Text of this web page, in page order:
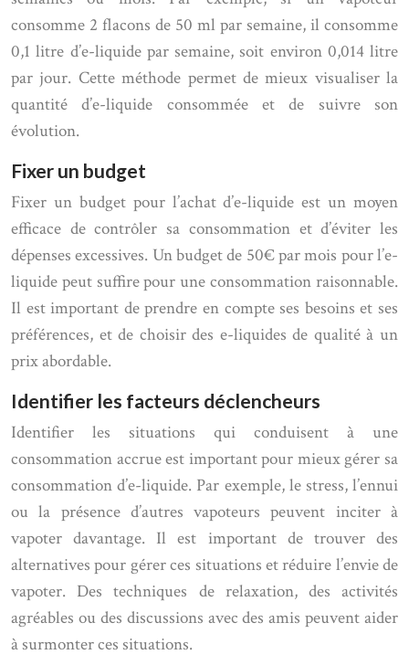
consomme 2 flacons de 50 ml par semaine, il consomme
0,1 litre d’e-liquide par semaine, soit environ 0,014 litre
par jour. Cette méthode permet de mieux visualiser la
quantité d’e-liquide consommée et de suivre son
évolution.
Fixer un budget
Fixer un budget pour l’achat d’e-liquide est un moyen
efficace de contrôler sa consommation et d’éviter les
dépenses excessives. Un budget de 50€ par mois pour l’e-
liquide peut suffire pour une consommation raisonnable.
Il est important de prendre en compte ses besoins et ses
préférences, et de choisir des e-liquides de qualité à un
prix abordable.
Identifier les facteurs déclencheurs
Identifier les situations qui conduisent à une
consommation accrue est important pour mieux gérer sa
consommation d’e-liquide. Par exemple, le stress, l’ennui
ou la présence d’autres vapoteurs peuvent inciter à
vapoter davantage. Il est important de trouver des
alternatives pour gérer ces situations et réduire l’envie de
vapoter. Des techniques de relaxation, des activités
agréables ou des discussions avec des amis peuvent aider
à surmonter ces situations.